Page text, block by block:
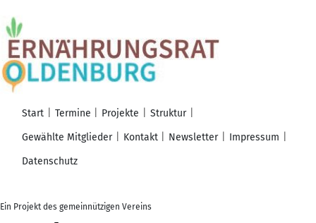
Start Termine Projekte
Struktur
Gewählte Mitglieder
Kontakt Newsletter
Impressum
Datenschutz
Ein Projekt des gemeinnützigen Vereins